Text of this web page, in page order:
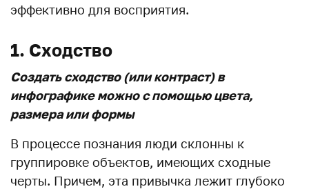
эффективно для восприятия.
1. Сходство
Создать сходство (или контраст) в
инфографике можно с помощью цвета,
размера или формы
В процессе познания люди склонны к
группировке объектов, имеющих сходные
черты. Причем, эта привычка лежит глубоко